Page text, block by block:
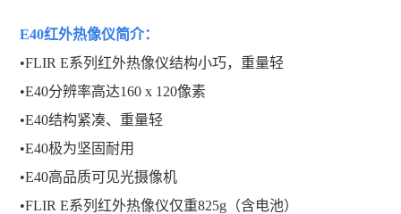
E40红外热像仪简介：
•FLIR E系列红外热像仪结构小巧，重量轻
•E40分辨率高达160 x 120像素
•E40结构紧凑、重量轻
•E40极为坚固耐用
•E40高品质可见光摄像机
•FLIR E系列红外热像仪仅重825g（含电池）